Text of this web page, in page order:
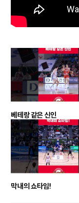
베테랑 같은 신인
막내의 쇼타임!